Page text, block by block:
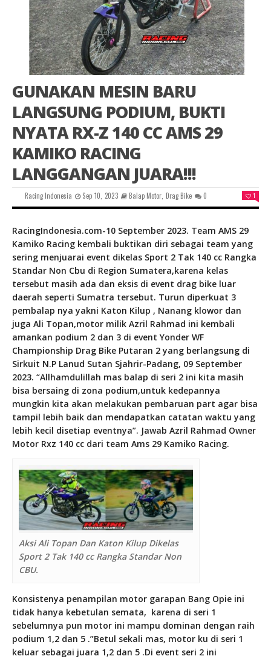
GUNAKAN MESIN BARU
LANGSUNG PODIUM, BUKTI
NYATA RX-Z 140 CC AMS 29
KAMIKO RACING
LANGGANGAN JUARA!!!
Racing Indonesia Sep 10, 2023 Balap Motor Drag Bike 0 1
RacingIndonesia.com-10 September 2023. Team AMS 29
Kamiko Racing kembali buktikan diri sebagai team yang
sering menjuarai event dikelas Sport 2 Tak 140 cc Rangka
Standar Non Cbu di Region Sumatera,karena kelas
tersebut masih ada dan eksis di event drag bike luar
daerah seperti Sumatra tersebut. Turun diperkuat 3
pembalap nya yakni Katon Kilup , Nanang klowor dan
juga Ali Topan,motor milik Azril Rahmad ini kembali
amankan podium 2 dan 3 di event Yonder WF
Championship Drag Bike Putaran 2 yang berlangsung di
Sirkuit N.P Lanud Sutan Sjahrir-Padang, 09 September
2023. “Allhamdulillah mas balap di seri 2 ini kita masih
bisa bersaing di zona podium,untuk kedepannya
mungkin kita akan melakukan pembaruan part agar bisa
tampil lebih baik dan mendapatkan catatan waktu yang
lebih kecil disetiap eventnya”. Jawab Azril Rahmad Owner
Motor Rxz 140 cc dari team Ams 29 Kamiko Racing.
Aksi Ali Topan Dan Katon Kilup Dikelas
Sport 2 Tak 140 cc Rangka Standar Non
CBU.
Konsistenya penampilan motor garapan Bang Opie ini
tidak hanya kebetulan semata, karena di seri 1
sebelumnya pun motor ini mampu dominan dengan raih
podium 1,2 dan 5 .”Betul sekali mas, motor ku di seri 1
keluar sebagai juara 1,2 dan 5 .Di event seri 2 ini